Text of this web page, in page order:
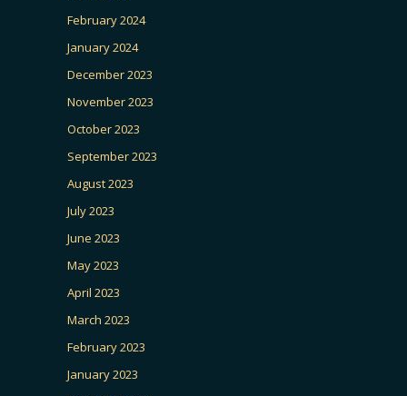
February 2024
January 2024
December 2023
November 2023
October 2023
September 2023
August 2023
July 2023
June 2023
May 2023
April 2023
March 2023
February 2023
January 2023